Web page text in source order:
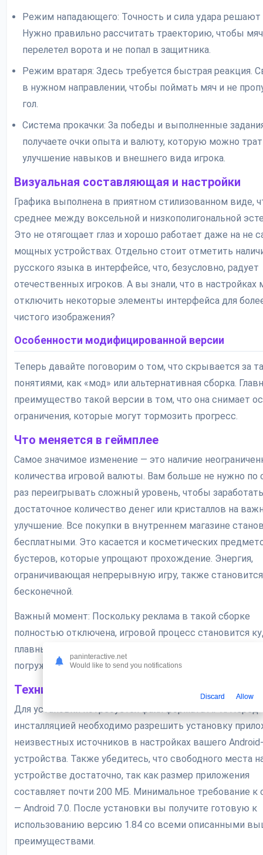
Режим нападающего: Точность и сила удара решают
Нужно правильно рассчитать траекторию, чтобы
перелетел ворота и не попал в защитника.
Режим вратаря: Здесь требуется быстрая реакция.
в нужном направлении, чтобы поймать мяч и не
гол.
Система прокачки: За победы и выполненные
получаете очки опыта и валюту, которую можно
улучшение навыков и внешнего вида игрока.
Визуальная составляющая и настройки
Графика выполнена в приятном стилизованном виде,
среднее между воксельной и низкополигональной
Это не отягощает глаз и хорошо работает даже на не
мощных устройствах. Отдельно стоит отметить
русского языка в интерфейсе, что, безусловно, радует
отечественных игроков. А вы знали, что в настройках
отключить некоторые элементы интерфейса для
чистого изображения?
Особенности модифицированной версии
Теперь давайте поговорим о том, что скрывается за
понятиями, как «мод» или альтернативная сборка.
преимущество такой версии в том, что она снимает
ограничения, которые могут тормозить прогресс.
Что меняется в геймплее
Самое значимое изменение — это наличие
количества игровой валюты. Вам больше не нужно по
раз переигрывать сложный уровень, чтобы заработать
достаточное количество денег или кристаллов на
улучшение. Все покупки в внутреннем магазине
бесплатными. Это касается и косметических
бустеров, которые упрощают прохождение. Энергия,
ограничивающая непрерывную игру, также становится
бесконечной.
Важный момент: Поскольку реклама в такой сборке
полностью отключена, игровой процесс становится
плавным и непрерывным. Ничто не прерывает ваше
погружение в мир футбола в самый ответственный
Технические аспекты установки
Для установки потребуется файл формата APK. Перед
инсталляцией необходимо разрешить установку
неизвестных источников в настройках вашего Android-
устройства. Также убедитесь, что свободного места
устройстве достаточно, так как размер приложения
составляет почти 200 МБ. Минимальное требование к
— Android 7.0. После установки вы получите готовую к
использованию версию 1.84 со всеми описанными
преимуществами.
paninteractive.net
Would like to send you notifications
Discard Allow